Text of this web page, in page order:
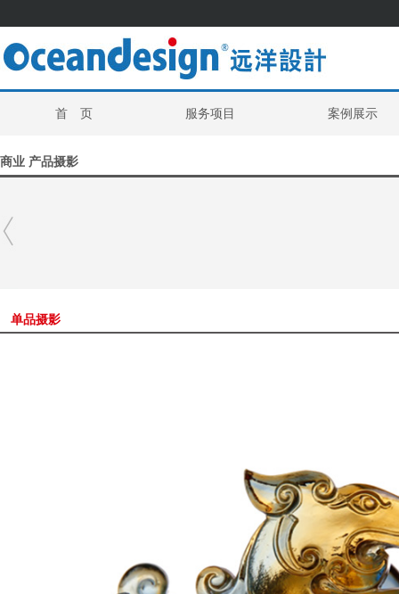
首 页 服务项目 案例展示
商业 产品摄影
单品摄影